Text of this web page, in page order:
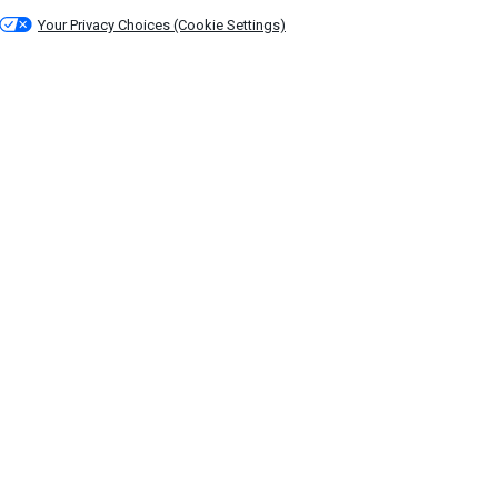
Your Privacy Choices (Cookie Settings)